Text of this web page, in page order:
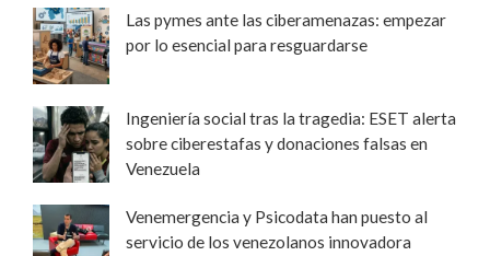
Las pymes ante las ciberamenazas: empezar
por lo esencial para resguardarse
Ingeniería social tras la tragedia: ESET alerta
sobre ciberestafas y donaciones falsas en
Venezuela
Venemergencia y Psicodata han puesto al
servicio de los venezolanos innovadora